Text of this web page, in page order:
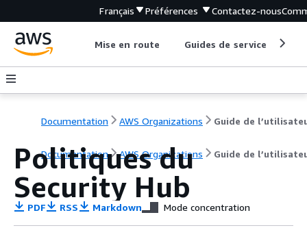
Français Préférences Contactez-nous
Mise en route Guides de service
Documentation AWS Organizations Guide de
Documentation AWS Organizations Guide de
Politiques du
Security Hub
PDF RSS Markdown Mode concentration